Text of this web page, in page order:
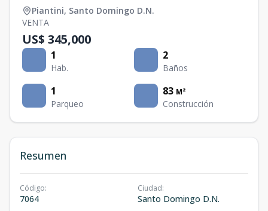
Piantini, Santo Domingo D.N.
VENTA
US$ 345,000
1
Hab.
2
Baños
1
Parqueo
83 M²
Construcción
Resumen
Código:
7064
Ciudad:
Santo Domingo D.N.